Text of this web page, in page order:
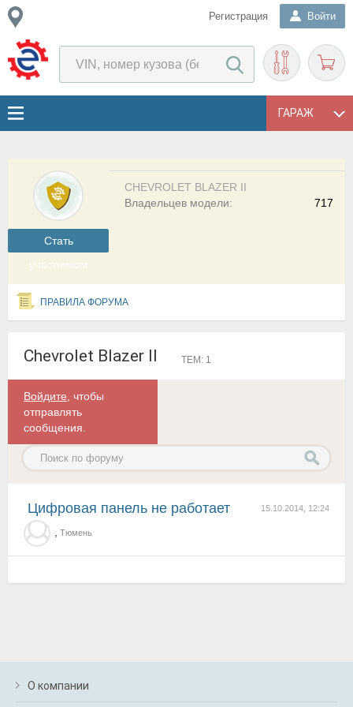
Регистрация Войти
ГАРАЖ
Cтать
участником
CHEVROLET BLAZER II
717
Владельцев модели:
ПРАВИЛА ФОРУМА
Chevrolet Blazer II ТЕМ: 1
Войдите , чтобы
отправлять
сообщения.
15.10.2014, 12:24
Цифровая панель не работает
Тюмень
О компании